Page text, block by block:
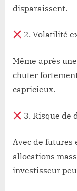
disparaissent.
2. Volatilité
Même après
chuter
capricieux.
3. Risque de
Avec de futures
allocations
investisseur